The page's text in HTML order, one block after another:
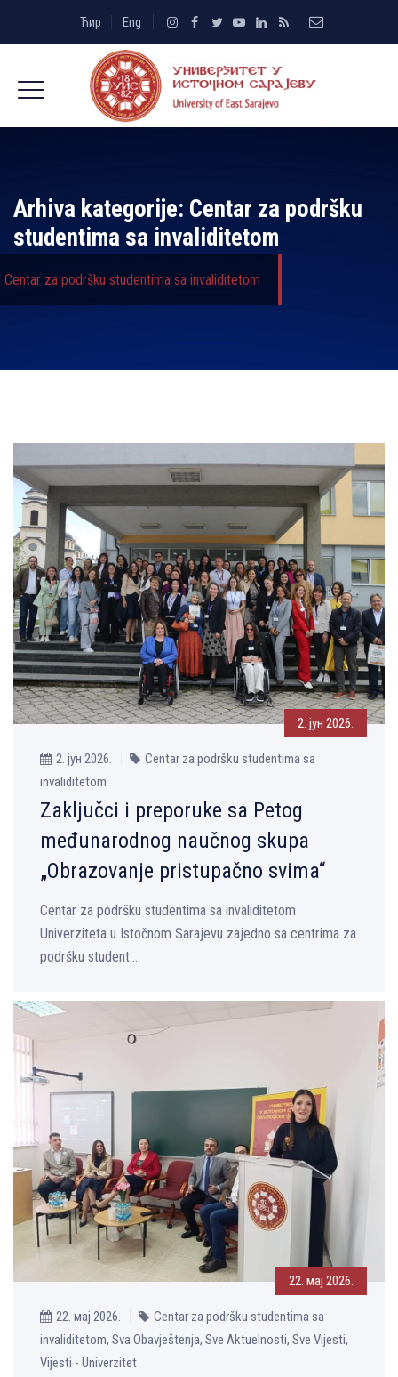
Ћир Eng
Arhiva kategorije: Centar za podršku
studentima sa invaliditetom
Centar za podršku studentima sa invaliditetom
2. јун 2026.
2. јун 2026.
Centar za podršku studentima sa
invaliditetom
Zaključci i preporuke sa Petog
međunarodnog naučnog skupa
„Obrazovanje pristupačno svima“
Centar za podršku studentima sa invaliditetom
Univerziteta u Istočnom Sarajevu zajedno sa centrima za
podršku student...
22. мај 2026.
22. мај 2026.
Centar za podršku studentima sa
invaliditetom, Sva Obavještenja, Sve Aktuelnosti, Sve Vijesti,
Vijesti - Univerzitet